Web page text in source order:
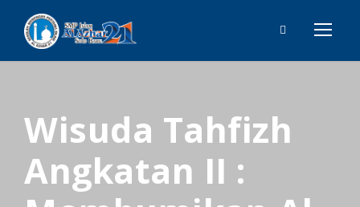
Wisuda Tahfizh
Angkatan II :